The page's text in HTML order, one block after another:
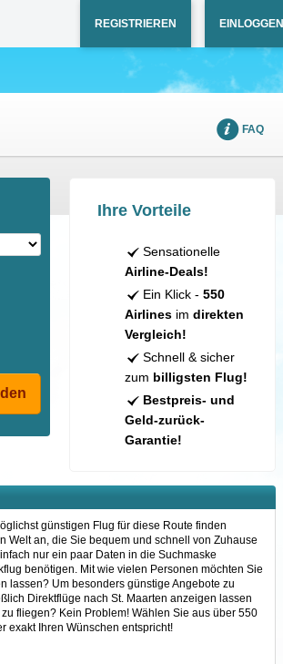
REGISTRIEREN EINLOGGEN
FAQ
Ihre Vorteile
Sensationelle
Airline-Deals!
Ein Klick - 550
Airlinesim direkten
Vergleich!
Schnell & sicher
zum billigsten Flug!
Bestpreis- und
Geld-zurück-
Garantie!
günstigen Flug für diese Route finden
Welt an, die Sie bequem und schnell von Zuhause
nur ein paar Daten in die Suchmaske
benötigen. Mit wie vielen Personen möchten Sie
lassen? Um besonders günstige Angebote zu
Direktflüge nach St. Maarten anzeigen lassen
fliegen? Kein Problem! Wählen Sie aus über 550
exakt Ihren Wünschen entspricht!